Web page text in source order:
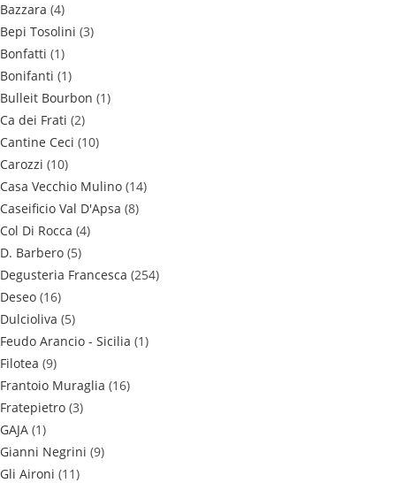
Bazzara (4)
Bepi Tosolini (3)
Bonfatti (1)
Bonifanti (1)
Bulleit Bourbon (1)
Ca dei Frati (2)
Cantine Ceci (10)
Carozzi (10)
Casa Vecchio Mulino (14)
Caseificio Val D'Apsa (8)
Col Di Rocca (4)
D. Barbero (5)
Degusteria Francesca (254)
Deseo (16)
Dulcioliva (5)
Feudo Arancio - Sicilia (1)
Filotea (9)
Frantoio Muraglia (16)
Fratepietro (3)
GAJA (1)
Gianni Negrini (9)
Gli Aironi (11)